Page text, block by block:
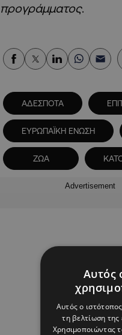
προγράμματος.
ΑΔΕΣΠΟΤΑ
ΕΥΡΩΠΑΪΚΗ ΕΝΩΣΗ
ΖΩΑ
Advertisement
Αυτός
Αυτός ο
τη βελτίωση
Χρησιμοποιώντας